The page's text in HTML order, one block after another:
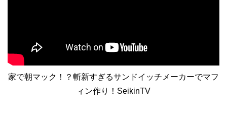
家で朝マック！？斬新すぎるサンドイッチメーカーでマフ
ィン作り！SeikinTV